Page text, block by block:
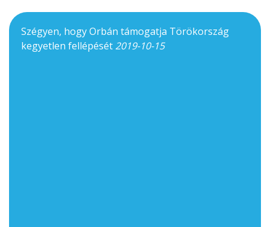
Szégyen, hogy Orbán támogatja Törökország
kegyetlen fellépését 2019-10-15